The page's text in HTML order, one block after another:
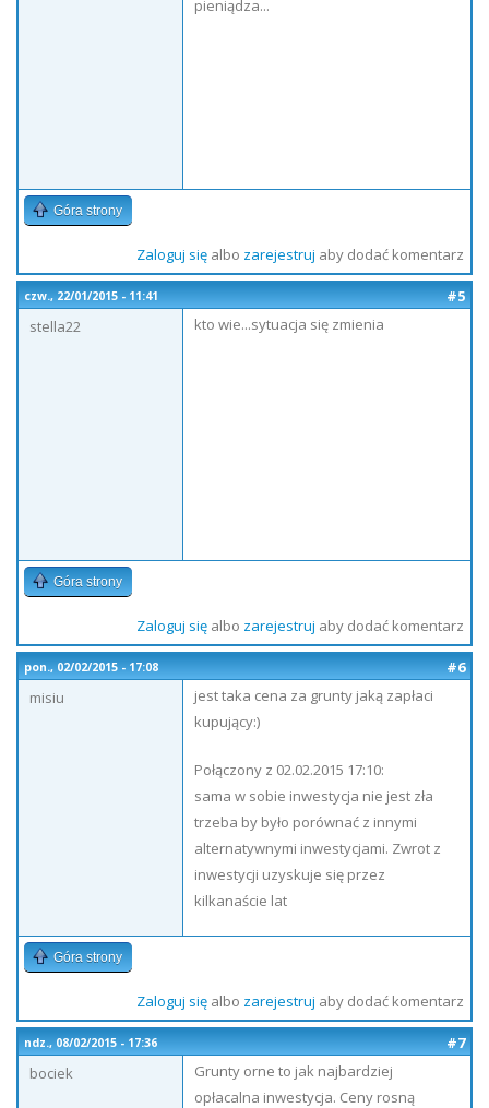
pieniądza...
Góra strony
Zaloguj sięalbo zarejestruj aby dodać komentarz
czw., 22/01/2015 - 11:41
#5
stella22
kto wie...sytuacja się zmienia
Góra strony
Zaloguj sięalbo zarejestruj aby dodać komentarz
pon., 02/02/2015 - 17:08
#6
misiu
jest taka cena za grunty jaką zapłaci
kupujący:)
Połączony z 02.02.2015 17:10:
sama w sobie inwestycja nie jest zła
trzeba by było porównać z innymi
alternatywnymi inwestycjami. Zwrot z
inwestycji uzyskuje się przez
kilkanaście lat
Góra strony
Zaloguj sięalbo zarejestruj aby dodać komentarz
ndz., 08/02/2015 - 17:36
#7
bociek
Grunty orne to jak najbardziej
opłacalna inwestycja. Ceny rosną